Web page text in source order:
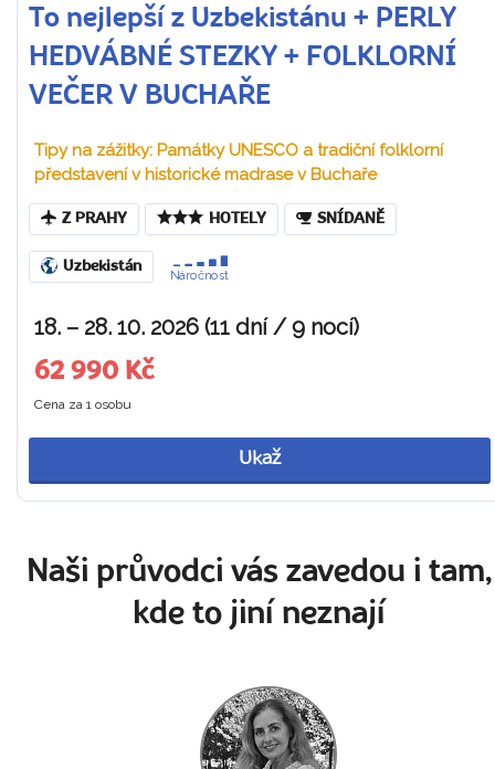
To nejlepší z Uzbekistánu + PERLY
HEDVÁBNÉ STEZKY + FOLKLORNÍ
VEČER V BUCHAŘE
Tipy na zážitky: Památky UNESCO a tradiční folklorní
představení v historické madrase v Buchaře
Z PRAHY HOTELY SNÍDANĚ
Uzbekistán
Náročnost
18. – 28. 10. 2026 (11 dní / 9 nocí)
62 990 Kč
Cena za 1 osobu
Ukaž
Naši průvodci vás zavedou i tam,
kde to jiní neznají